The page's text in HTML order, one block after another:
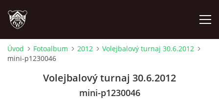
ÚVOD
Úvod Fotoalbum 2012
Volejbalový turnaj 30.6.2012
mini-p1230046
Volejbalový turnaj 30.6.2012
mini-p1230046